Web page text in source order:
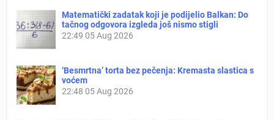
Matematički zadatak koji je podijelio Balkan: Do
tačnog odgovora izgleda još nismo stigli
22:49 05 Aug 2026
‘Besmrtna’ torta bez pečenja: Kremasta slastica s
voćem
22:48 05 Aug 2026